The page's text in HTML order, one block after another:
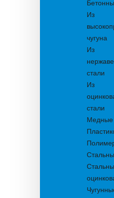
Из
чугуна
Из
стали
Из
стали
Медные